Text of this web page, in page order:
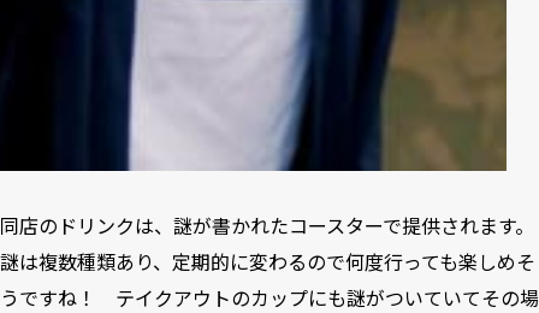
同店のドリンクは、謎が書かれたコースターで提供されます。
謎は複数種類あり、定期的に変わるので何度行っても楽しめそ
うですね！ テイクアウトのカップにも謎がついていてその場